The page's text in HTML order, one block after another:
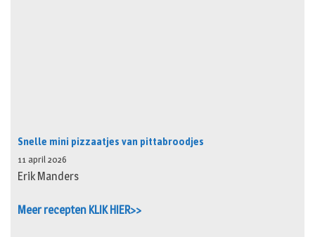
Snelle mini pizzaatjes van pittabroodjes
11 april 2026
Erik Manders
Meer recepten KLIK HIER>>